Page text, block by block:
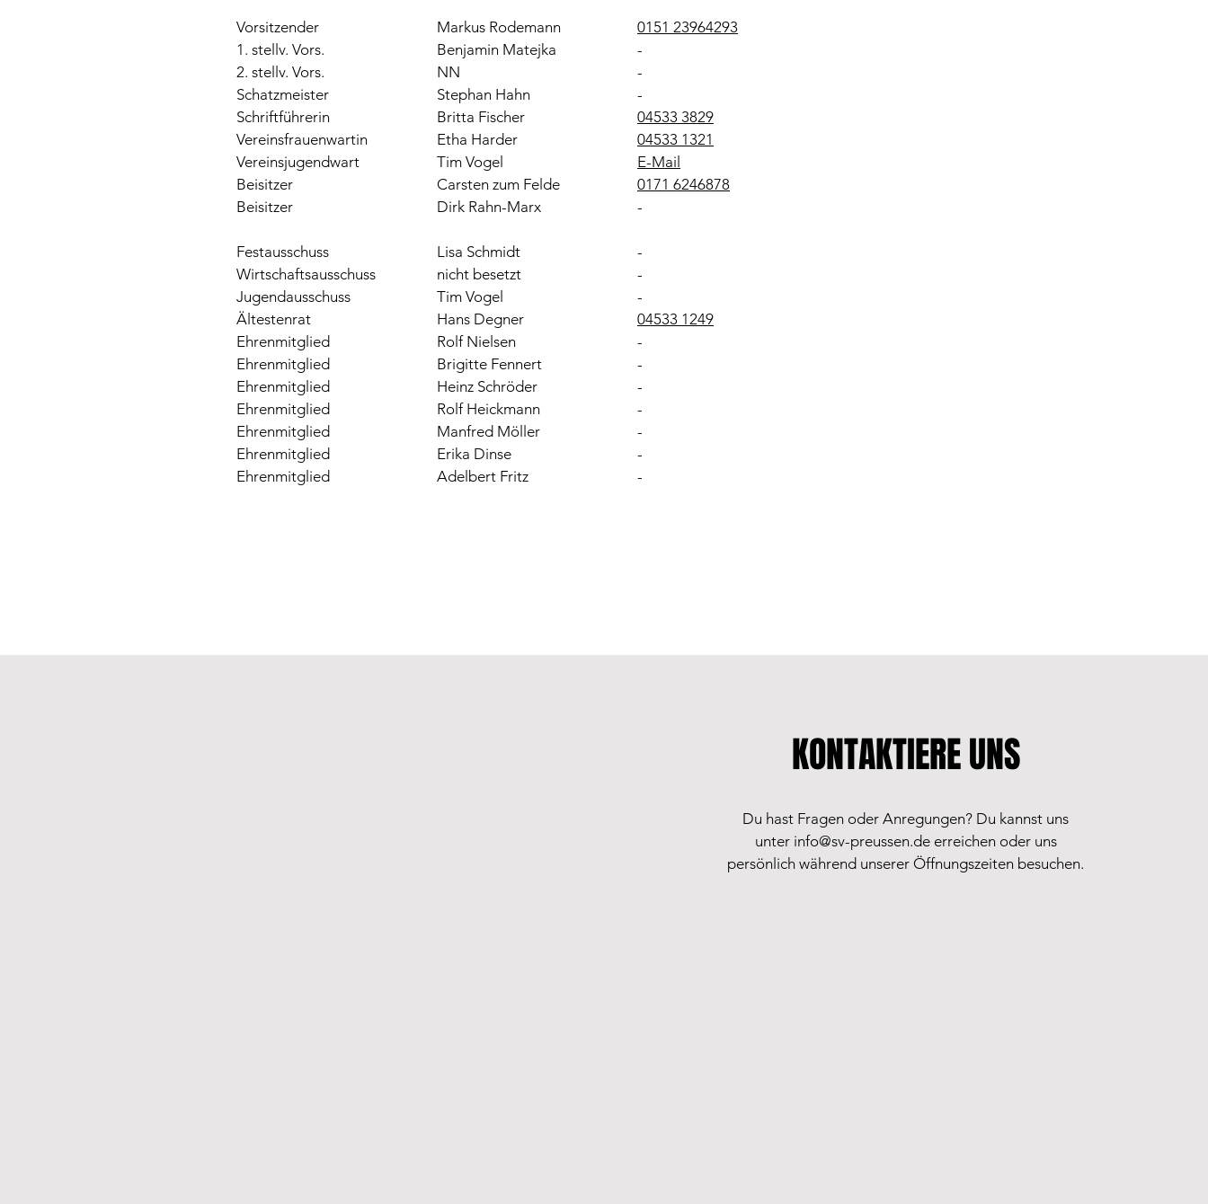
Vorsitzender
1. stellv. Vors.
2. stellv. Vors.
Schatzmeister
Schriftführerin
Vereinsfrauenwartin
Vereinsjugendwart
Beisitzer
Beisitzer
Festausschuss
Wirtschaftsausschuss
Jugendausschuss
Ältestenrat
Ehrenmitglied
Ehrenmitglied
Ehrenmitglied
Ehrenmitglied
Ehrenmitglied
Ehrenmitglied
Ehrenmitglied
Markus Rodemann
Benjamin Matejka
NN
Stephan Hahn
Britta Fischer
Etha Harder
Tim Vogel
Carsten zum Felde
Dirk Rahn-Marx
Lisa Schmidt
nicht besetzt
Tim Vogel
Hans Degner
Rolf Nielsen
Brigitte Fennert
Heinz Schröder
Rolf Heickmann
Manfred Möller
Erika Dinse
Adelbert Fritz
0151 23964293
-
-
-
04533 3829
04533 1321
E-Mail
0171 6246878
-
-
-
-
04533 1249
-
-
-
-
-
-
-
KONTAKTIERE UNS
Du hast Fragen oder Anregungen? Du kannst uns
unter info@sv-preussen.deerreichen oder uns
persönlich während unserer Öffnungszeiten besuchen.